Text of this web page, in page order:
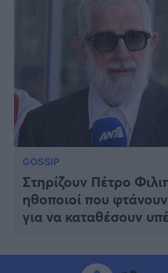
GOSSIP
Στηρίζουν Πέτρο
ηθοποιοί που
για να καταθέσουν